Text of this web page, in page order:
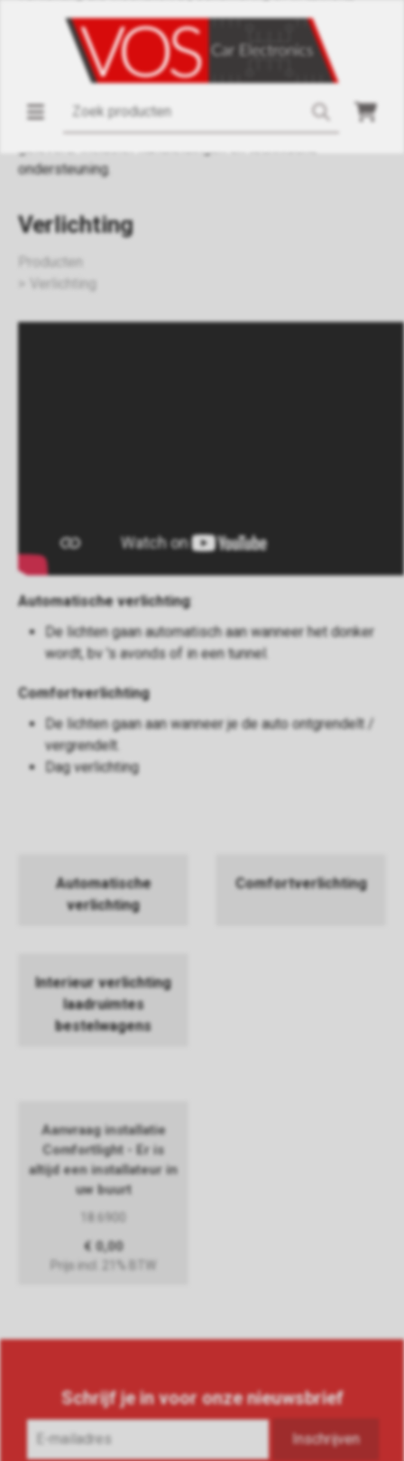
Verlichting
Producten
Verlichting
Automatische verlichting:
De lichten gaan automatisch aan wanneer het donker
wordt, bv 's avonds of in een tunnel.
Comfortverlichting
De lichten gaan aan wanneer je de auto ontgrendelt /
vergrendelt.
Dag verlichting
comfortverlichting die activeert bij het ontgrendelen of
vergrendelen van de auto, en dagrijverlichting voor extra
zichtbaarheid. Voor bestelwagens bieden we
interieurverlichting voor laadruimtes, zoals de LED natuurlijk
witte verlichting (57 cm, 4500 lumen). Alle producten zijn
eenvoudig te installeren, van hoge kwaliteit en worden snel
geleverd. Inclusief handleidingen en technische
ondersteuning.
Automatische
verlichting
Comfortverlichting
Interieur verlichting
laadruimtes
bestelwagens
Aanvraag installatie
Comfortlight - Er is
altijd een installateur in
uw buurt
€ 0,00
Prijs incl. 21% BTW
Schrijf je in voor onze nieuwsbrief